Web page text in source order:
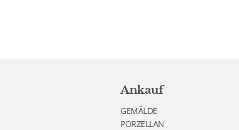
Ankauf
GEMÄLDE
PORZELLAN